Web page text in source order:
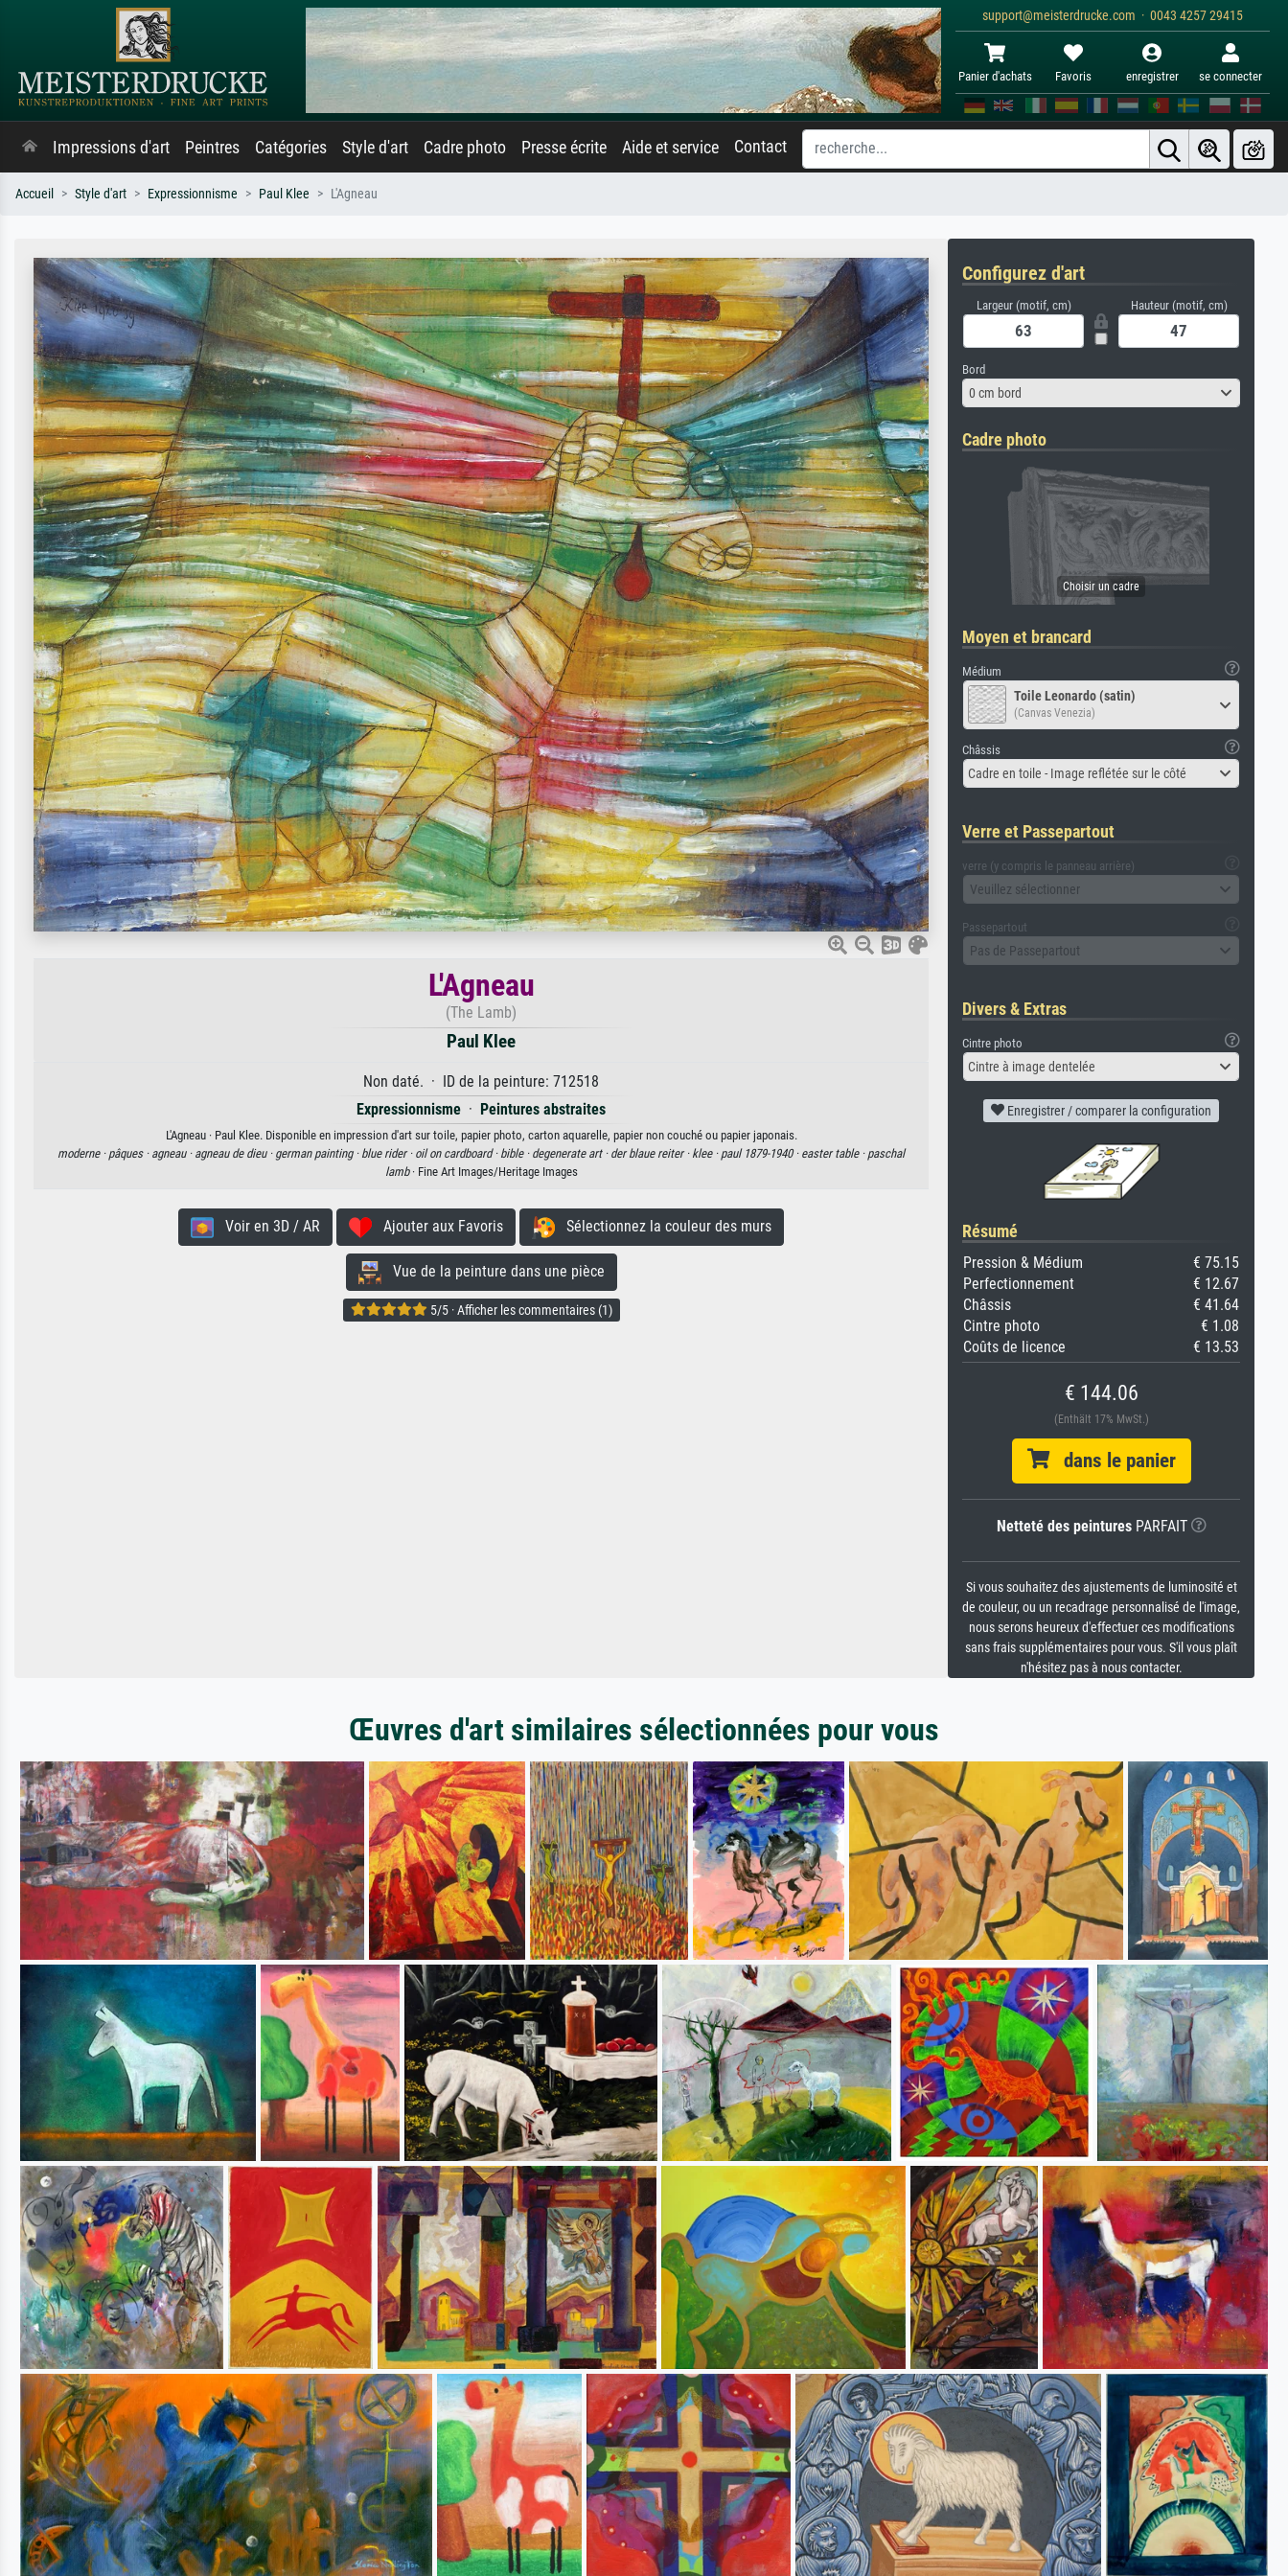
support@meisterdrucke.com · 0043 4257 29415
Panier d'achats Favoris enregistrer se connecter
Impressions d'art Peintres Catégories Style d'art Cadre photo Presse écrite Aide et service Contact
Accueil Style d'art Expressionnisme Paul Klee L'Agneau
L'Agneau
(The Lamb)
Paul Klee
Non daté. · ID de la peinture: 712518
Expressionnisme · Peintures abstraites
L'Agneau · Paul Klee. Disponible en impression d'art sur toile, papier photo, carton aquarelle, papier non couché ou papier japonais.
moderne · pâques · agneau · agneau de dieu · german painting · blue rider · oil on cardboard · bible · degenerate art · der blaue reiter · klee · paul 1879-1940 · easter table · paschal
lamb· Fine Art Images/Heritage Images
Voir en 3D / AR Ajouter aux Favoris Sélectionnez la couleur des murs
Vue de la peinture dans une pièce
5/5 · Afficher les commentaires (1)
Configurez d'art
Largeur (motif, cm) Hauteur (motif, cm)
Bord
0 cm bord
Cadre photo
Moyen et brancard
Médium
Toile Leonardo (satin)
(Canvas Venezia)
Châssis
Cadre en toile - Image reflétée sur le côté
Verre et Passepartout
verre (y compris le panneau arrière)
Veuillez sélectionner
Passepartout
Pas de Passepartout
Divers & Extras
Cintre photo
Cintre à image dentelée
Enregistrer / comparer la configuration
Résumé
Pression & Médium
€ 75.15
Perfectionnement
€ 12.67
Châssis
€ 41.64
Cintre photo
€ 1.08
Coûts de licence
€ 13.53
€ 144.06
(Enthält 17% MwSt.)
dans le panier
Netteté des peinturesPARFAIT
Si vous souhaitez des ajustements de luminosité et
de couleur, ou un recadrage personnalisé de l'image,
nous serons heureux d'effectuer ces modifications
sans frais supplémentaires pour vous. S'il vous plaît
n'hésitez pas à nous contacter.
Œuvres d'art similaires sélectionnées pour vous